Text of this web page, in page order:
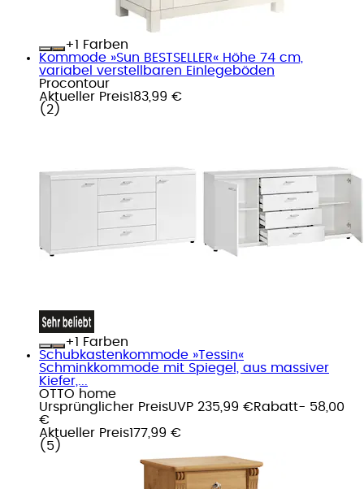
+
Farben
Kommode »Sun BESTSELLER« Höhe 74 cm,
variabel verstellbaren Einlegeböden
Procontour
Aktueller Preis183,99 €
( 2 )
+
Farben
Schubkastenkommode »Tessin«
Schminkkommode mit Spiegel, aus massiver
Kiefer,...
OTTO home
Ursprünglicher PreisUVP 235,99 €Rabatt- 58,00
€
Aktueller Preis177,99 €
( 5 )